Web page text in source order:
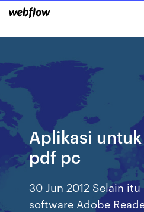
Aplikasi
pdf pc
30 Jun 2012 Selain
software Adobe